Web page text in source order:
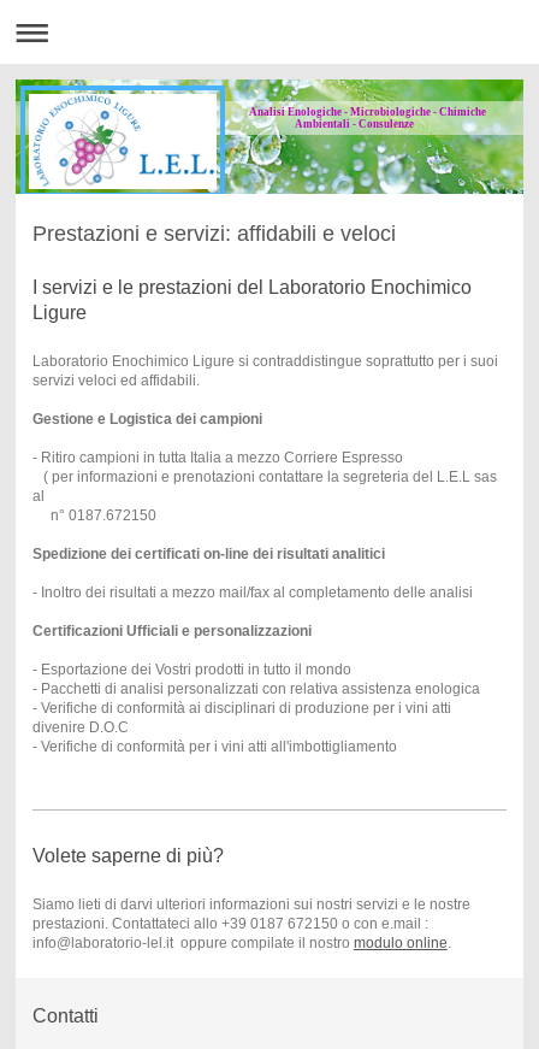
Analisi Enologiche - Microbiologiche - Chimiche
Ambientali - Consulenze
Prestazioni e servizi: affidabili e veloci
I servizi e le prestazioni del Laboratorio Enochimico
Ligure
Laboratorio Enochimico Ligure si contraddistingue soprattutto per i suoi
servizi veloci ed affidabili.
Gestione e Logistica dei campioni
- Ritiro campioni in tutta Italia a mezzo Corriere Espresso
( per informazioni e prenotazioni contattare la segreteria del L.E.L sas
al
n° 0187.672150
Spedizione dei certificati on-line dei risultati analitici
- Inoltro dei risultati a mezzo mail/fax al completamento delle analisi
Certificazioni Ufficiali e personalizzazioni
- Esportazione dei Vostri prodotti in tutto il mondo
- Pacchetti di analisi personalizzati con relativa assistenza enologica
- Verifiche di conformità ai disciplinari di produzione per i vini atti
divenire D.O.C
- Verifiche di conformità per i vini atti all'imbottigliamento
Volete saperne di più?
Siamo lieti di darvi ulteriori informazioni sui nostri servizi e le nostre
prestazioni. Contattateci allo +39 0187 672150 o con e.mail :
info@laboratorio-lel.it oppure compilate il nostro modulo online
Contatti